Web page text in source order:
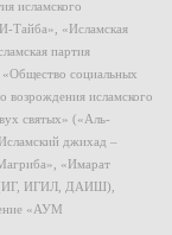
исламского
Тайба», «Исламская
партия
социальных
исламского
святых» («Аль-
джихад –
«Имарат
(ИГ, ИГИЛ, ДАИШ),
«АУМ